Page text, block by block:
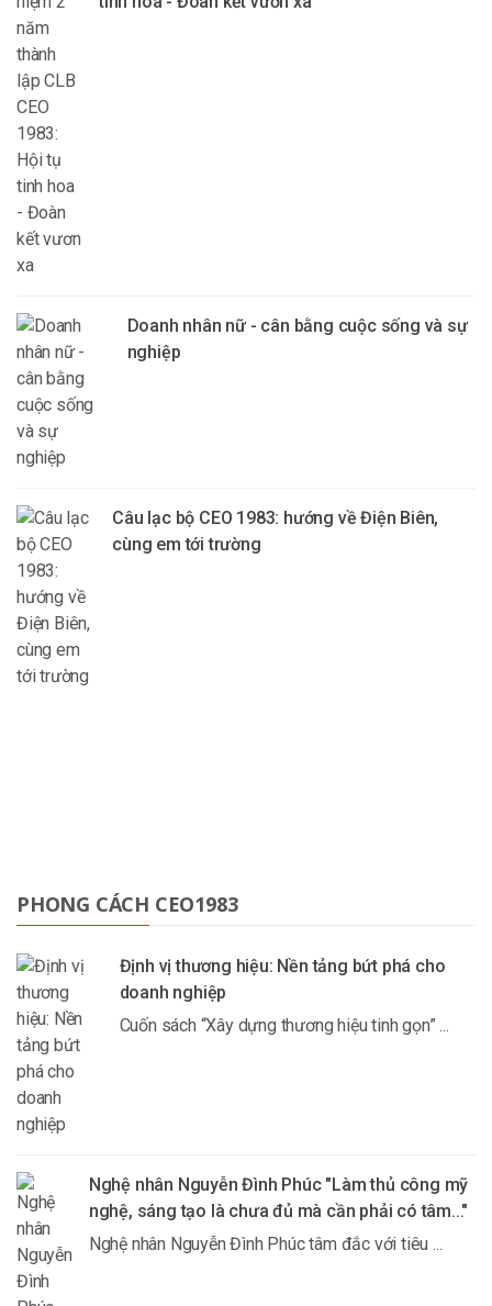
Doanh nhân nữ - cân bằng cuộc sống và sự
nghiệp
Câu lạc bộ CEO 1983: hướng về Điện Biên,
cùng em tới trường
PHONG CÁCH CEO1983
Định vị thương hiệu: Nền tảng bứt phá cho
doanh nghiệp
Cuốn sách “Xây dựng thương hiệu tinh gọn” ...
Nghệ nhân Nguyễn Đình Phúc "Làm thủ công mỹ
nghệ, sáng tạo là chưa đủ mà cần phải có tâm..."
Nghệ nhân Nguyễn Đình Phúc tâm đắc với tiêu ...